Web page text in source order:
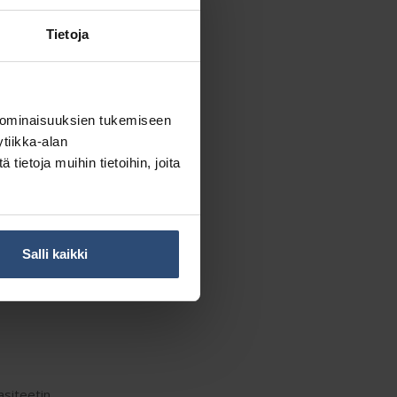
Tietoja
tukemiseen
alan
tietoja muihin tietoihin, joita
Salli kaikki
pitkin
sopivat kaikille
se on kuin
Se on
mikä